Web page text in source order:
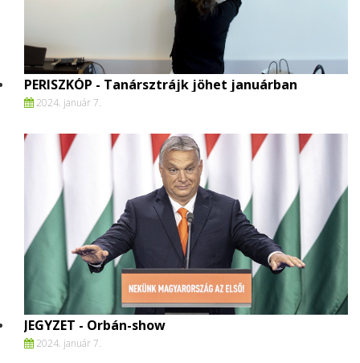
PERISZKÓP - Tanársztrájk jöhet januárban
2024. január 7.
JEGYZET - Orbán-show
2024. január 7.